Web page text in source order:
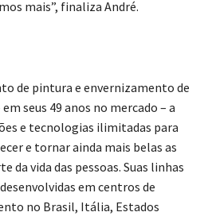
mais”, finaliza André.
de pintura e envernizamento de
seus 49 anos no mercado – a
e tecnologias ilimitadas para
e tornar ainda mais belas as
da vida das pessoas. Suas linhas
em centros de
no Brasil, Itália, Estados